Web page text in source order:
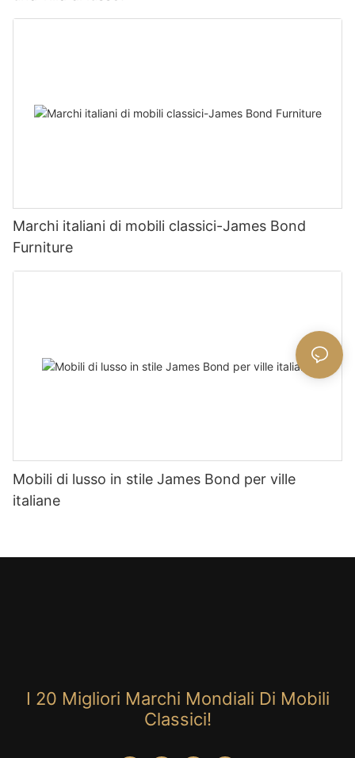
Marchi italiani di mobili classici-James Bond
Furniture
Mobili di lusso in stile James Bond per ville
italiane
I 20 Migliori Marchi Mondiali Di Mobili
Classici!